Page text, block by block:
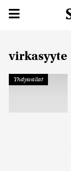
virkasyyte
Yhdysvallat